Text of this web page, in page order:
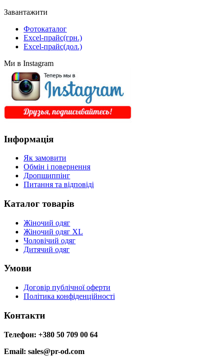
Завантажити
Фотокаталог
Excel-прайс(грн.)
Excel-прайс(дол.)
Ми в Instagram
Інформація
Як замовити
Обмін і повернення
Дропшиппінг
Питання та відповіді
Каталог товарів
Жіночий одяг
Жіночий одяг XL
Чоловічий одяг
Дитячий одяг
Умови
Договір публічної оферти
Політика конфіденційності
Контакти
Телефон: +380 50 709 00 64
Email: sales@pr-od.com